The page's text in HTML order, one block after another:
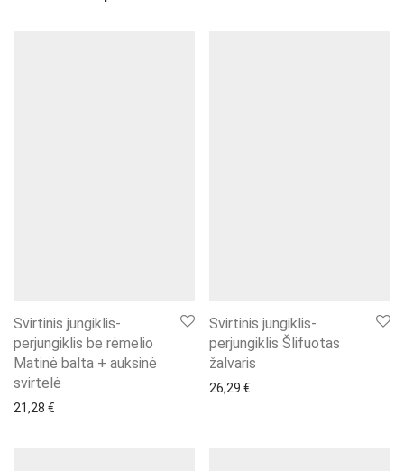
Svirtinis jungiklis-
perjungiklis be rėmelio
Matinė balta + auksinė
svirtelė
21,28 €
Svirtinis jungiklis-
perjungiklis Šlifuotas
žalvaris
26,29 €